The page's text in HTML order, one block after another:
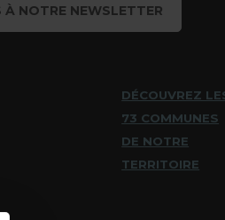
NOTRE NEWSLETTER
DÉCOUVREZ
73 COMMUNES
DE NOTRE
TERRITOIRE